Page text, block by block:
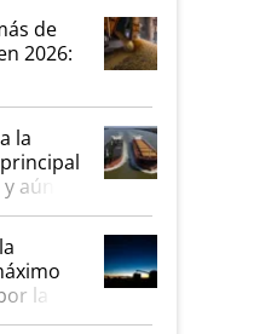
de
2026:
la
aún así
de
el
la